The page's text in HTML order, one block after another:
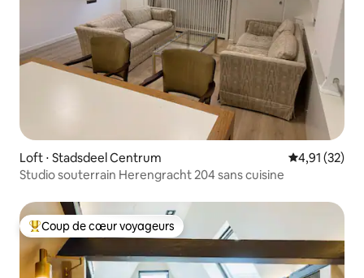
Loft ⋅ Stadsdeel Centrum Évaluation
4,91 (32)
Studio souterrain Herengracht 204 sans cuisine
Coups de cœur voyageurs les plus appréciés
Coup de cœur voyageurs